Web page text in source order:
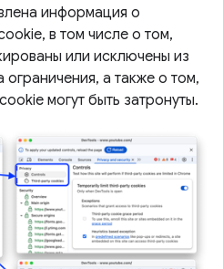
​​информация о
в том числе о том,
или исключены из
а также о том,
могут быть затронуты.